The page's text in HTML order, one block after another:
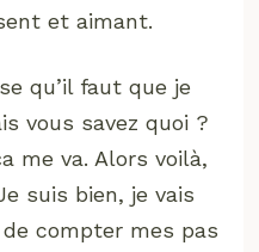
et aimant.
qu’il faut que je
vous savez quoi ?
me va. Alors voilà,
suis bien, je vais
de compter mes pas